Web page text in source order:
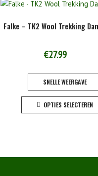
Falke – TK2 Wool Trekking
€27.99
SNELLE WEERGAVE
OPTIES SELECTEREN